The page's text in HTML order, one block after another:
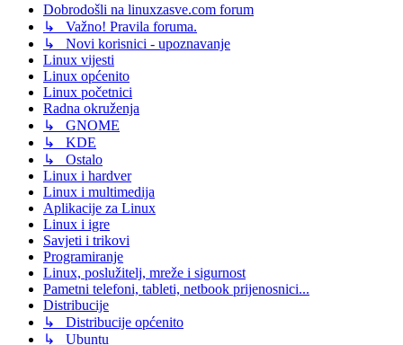
Dobrodošli na linuxzasve.com forum
↳ Važno! Pravila foruma.
↳ Novi korisnici - upoznavanje
Linux vijesti
Linux općenito
Linux početnici
Radna okruženja
↳ GNOME
↳ KDE
↳ Ostalo
Linux i hardver
Linux i multimedija
Aplikacije za Linux
Linux i igre
Savjeti i trikovi
Programiranje
Linux, poslužitelj, mreže i sigurnost
Pametni telefoni, tableti, netbook prijenosnici...
Distribucije
↳ Distribucije općenito
↳ Ubuntu